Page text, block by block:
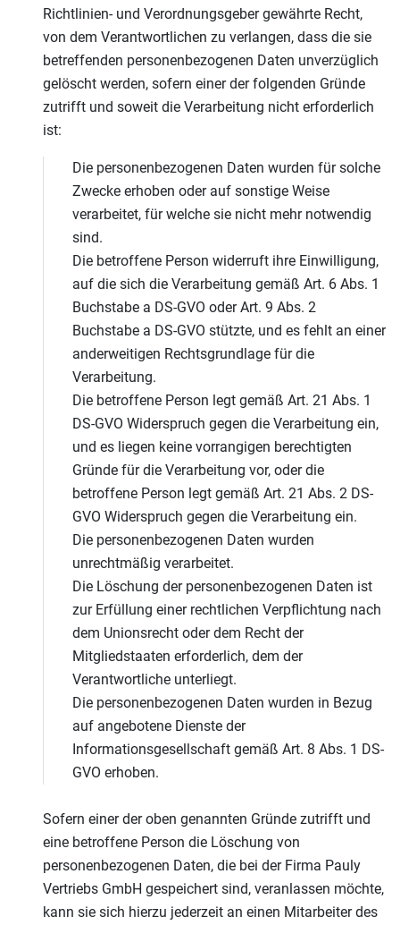
Richtlinien- und Verordnungsgeber gewährte Recht,
von dem Verantwortlichen zu verlangen, dass die sie
betreffenden personenbezogenen Daten unverzüglich
gelöscht werden, sofern einer der folgenden Gründe
zutrifft und soweit die Verarbeitung nicht erforderlich
ist:
Die personenbezogenen Daten wurden für solche
Zwecke erhoben oder auf sonstige Weise
verarbeitet, für welche sie nicht mehr notwendig
sind.
Die betroffene Person widerruft ihre Einwilligung,
auf die sich die Verarbeitung gemäß Art. 6 Abs. 1
Buchstabe a DS-GVO oder Art. 9 Abs. 2
Buchstabe a DS-GVO stützte, und es fehlt an einer
anderweitigen Rechtsgrundlage für die
Verarbeitung.
Die betroffene Person legt gemäß Art. 21 Abs. 1
DS-GVO Widerspruch gegen die Verarbeitung ein,
und es liegen keine vorrangigen berechtigten
Gründe für die Verarbeitung vor, oder die
betroffene Person legt gemäß Art. 21 Abs. 2 DS-
GVO Widerspruch gegen die Verarbeitung ein.
Die personenbezogenen Daten wurden
unrechtmäßig verarbeitet.
Die Löschung der personenbezogenen Daten ist
zur Erfüllung einer rechtlichen Verpflichtung nach
dem Unionsrecht oder dem Recht der
Mitgliedstaaten erforderlich, dem der
Verantwortliche unterliegt.
Die personenbezogenen Daten wurden in Bezug
auf angebotene Dienste der
Informationsgesellschaft gemäß Art. 8 Abs. 1 DS-
GVO erhoben.
Sofern einer der oben genannten Gründe zutrifft und
eine betroffene Person die Löschung von
personenbezogenen Daten, die bei der Firma Pauly
Vertriebs GmbH gespeichert sind, veranlassen möchte,
kann sie sich hierzu jederzeit an einen Mitarbeiter des